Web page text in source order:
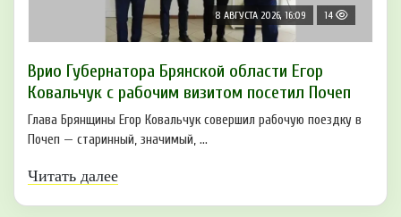
8 АВГУСТА 2026, 16:09 14
Врио Губернатора Брянской области Егор
Ковальчук с рабочим визитом посетил Почеп
Глава Брянщины Егор Ковальчук совершил рабочую поездку в
Почеп — старинный, значимый, ...
Читать далее